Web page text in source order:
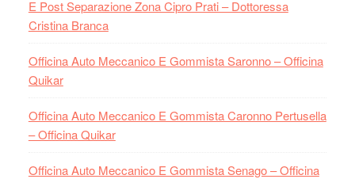
E Post Separazione Zona Cipro Prati – Dottoressa
Cristina Branca
Officina Auto Meccanico E Gommista Saronno – Officina
Quikar
Officina Auto Meccanico E Gommista Caronno Pertusella
– Officina Quikar
Officina Auto Meccanico E Gommista Senago – Officina